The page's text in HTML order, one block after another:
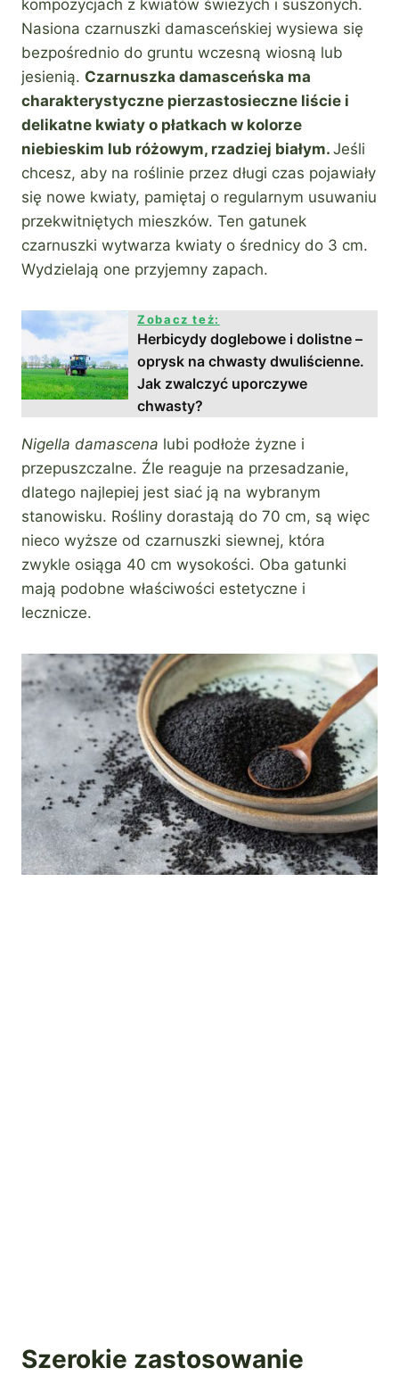
kompozycjach z kwiatów świeżych i suszonych.
Nasiona czarnuszki damasceńskiej wysiewa się
bezpośrednio do gruntu wczesną wiosną lub
jesienią. Czarnuszka damasceńska ma
charakterystyczne pierzastosieczne liście i
delikatne kwiaty o płatkach w kolorze
niebieskim lub różowym, rzadziej białym. Jeśli
chcesz, aby na roślinie przez długi czas pojawiały
się nowe kwiaty, pamiętaj o regularnym usuwaniu
przekwitniętych mieszków. Ten gatunek
czarnuszki wytwarza kwiaty o średnicy do 3 cm.
Wydzielają one przyjemny zapach.
Zobacz też:
Herbicydy doglebowe i dolistne –
oprysk na chwasty dwuliścienne.
Jak zwalczyć uporczywe
chwasty?
Nigella damascena lubi podłoże żyzne i
przepuszczalne. Źle reaguje na przesadzanie,
dlatego najlepiej jest siać ją na wybranym
stanowisku. Rośliny dorastają do 70 cm, są więc
nieco wyższe od czarnuszki siewnej, która
zwykle osiąga 40 cm wysokości. Oba gatunki
mają podobne właściwości estetyczne i
lecznicze.
Szerokie zastosowanie